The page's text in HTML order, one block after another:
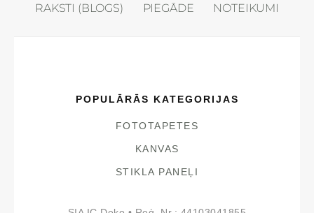
RAKSTI (BLOGS) PIEGĀDE NOTEIKUMI
POPULĀRĀS KATEGORIJAS
FOTOTAPETES
KANVAS
STIKLA PANEĻI